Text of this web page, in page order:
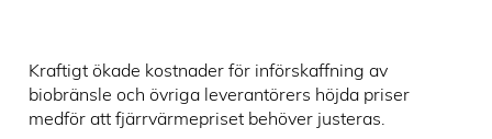
Kraftigt ökade kostnader för införskaffning av
biobränsle och övriga leverantörers höjda priser
medför att fjärrvärmepriset behöver justeras.